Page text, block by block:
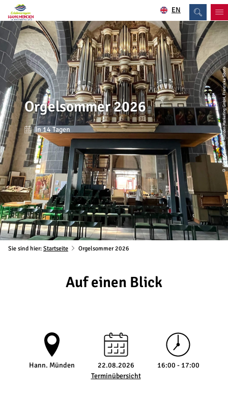
EN
©
CC-BY
| Hann. Münden Marketing GmbH, Franziska Siboto
Orgelsommer 2026
In 14 Tagen
Sie sind hier: Startseite Orgelsommer 2026
Auf einen Blick
Hann. Münden
22.08.2026
Terminübersicht
16:00 - 17:00